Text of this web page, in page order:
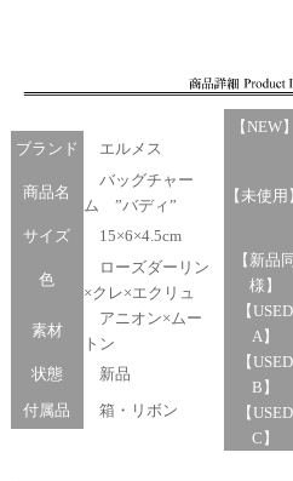
ブランド エルメス
商品名
バッグチャー
ム ”バディ”
サイズ
15×6×4.5cm
色
ローズダーリン
×クレ×エクリュ
素材
アニオン×ムー
トン
状態
新品
付属品
箱・リボン
【NEW】
【未使用
【新品同
様】
【USED
A】
【USED
B】
【USED
C】